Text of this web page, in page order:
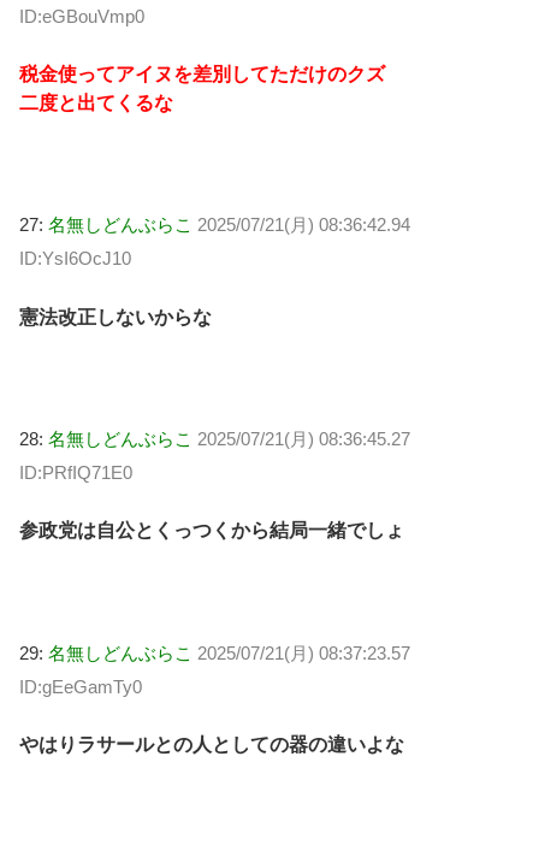
ID:eGBouVmp0
税金使ってアイヌを差別してただけのクズ
二度と出てくるな
27: 名無しどんぶらこ 2025/07/21(月) 08:36:42.94
ID:YsI6OcJ10
憲法改正しないからな
28: 名無しどんぶらこ 2025/07/21(月) 08:36:45.27
ID:PRfIQ71E0
参政党は自公とくっつくから結局一緒でしょ
29: 名無しどんぶらこ 2025/07/21(月) 08:37:23.57
ID:gEeGamTy0
やはりラサールとの人としての器の違いよな